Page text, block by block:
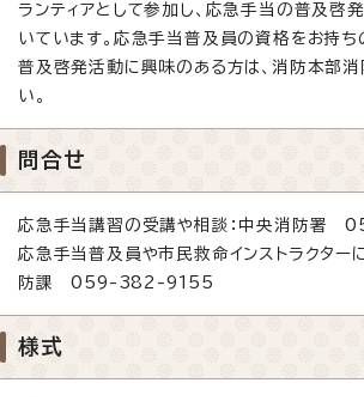
ランティアとして参加し、応急手当の普及啓
いています。応急手当普及員の資格をお持ち
普及啓発活動に興味のある方は、消防本部
い。
問合せ
応急手当講習の受講や相談：中央消防
応急手当普及員や市民救命インストラクター
防課 059-382-9155
様式